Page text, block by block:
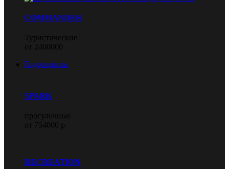
COMMANDER
Туристические
от 2400000
Гидроциклы
SPARK
прогулочные
от 754000 р
RECREATION